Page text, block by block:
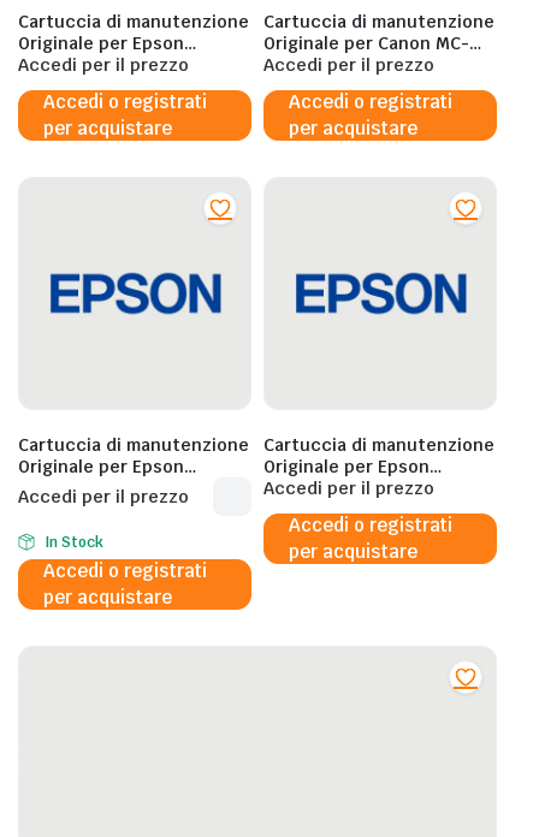
Cartuccia di manutenzione
Originale per Epson
C13T671200 x WF-8510DWF
WF-6590DWF WF-8590DWF
WF-8010DW
Accedi per il prezzo
Accedi o registrati
per acquistare
Cartuccia di manutenzione
Originale per Canon MC-
G02 per G3560 G3520
G2560 G2520 4589C001
Accedi per il prezzo
Accedi o registrati
per acquistare
Cartuccia di manutenzione
Originale per Epson
C13T671600 x WF-C5210DW
WF-C5290DW WF-C5710DWF
WF-C5790DWF
Accedi per il prezzo
In Stock
Accedi o registrati
per acquistare
Cartuccia di manutenzione
Originale per Epson
C12C934591 x WF-7840DTWF
WF-7835DTWF – ET-M16600
ET-5850 ET-5800 ET-16650
ET-16600 ET-16150 ET-5880
Accedi per il prezzo
Accedi o registrati
per acquistare